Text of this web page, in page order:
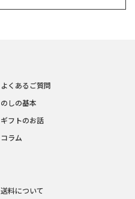
よくあるご質問
のしの基本
ギフトのお話
コラム
送料について